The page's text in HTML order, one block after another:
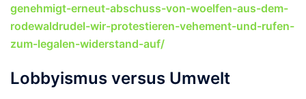
genehmigt-erneut-abschuss-von-woelfen-aus-dem-
rodewaldrudel-wir-protestieren-vehement-und-rufen-
zum-legalen-widerstand-auf/
Lobbyismus versus Umwelt